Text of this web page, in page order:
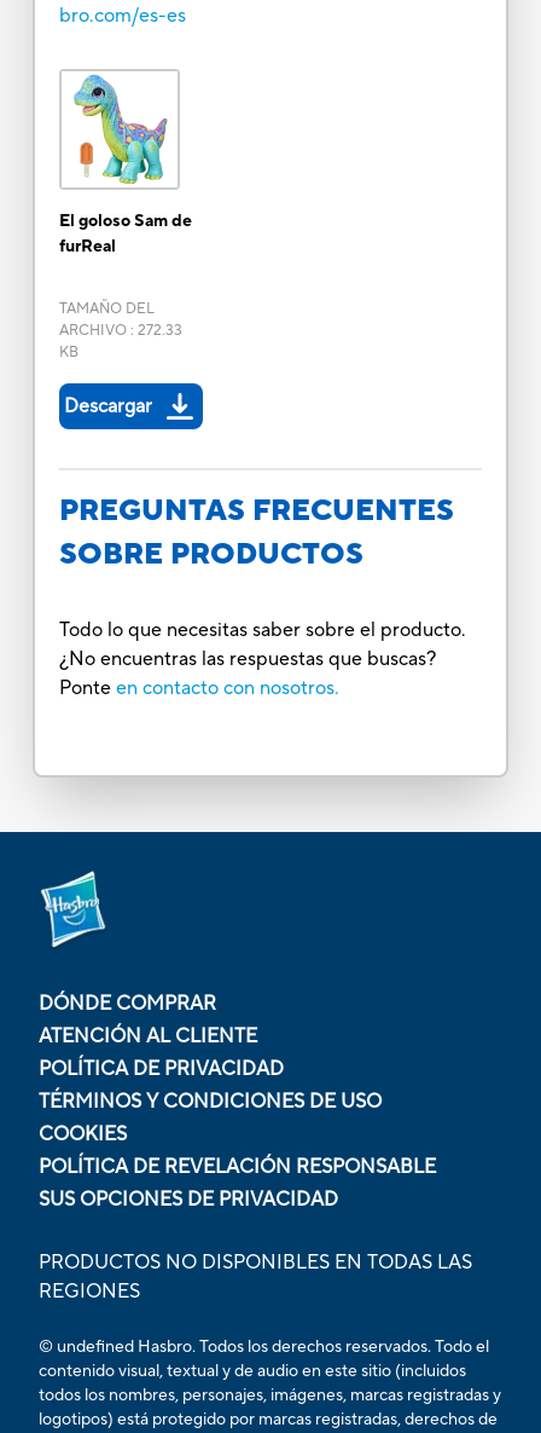
bro.com/es-es
El goloso Sam de
furReal
TAMAÑO DEL
ARCHIVO: 272.33
KB
Descargar
PREGUNTAS FRECUENTES
SOBRE PRODUCTOS
Todo lo que necesitas saber sobre el producto.
¿No encuentras las respuestas que buscas?
Ponte en contacto con nosotros.
DÓNDE COMPRAR
ATENCIÓN AL CLIENTE
POLÍTICA DE PRIVACIDAD
TÉRMINOS Y CONDICIONES DE USO
COOKIES
POLÍTICA DE REVELACIÓN RESPONSABLE
SUS OPCIONES DE PRIVACIDAD
PRODUCTOS NO DISPONIBLES EN TODAS LAS
REGIONES
© undefined Hasbro. Todos los derechos reservados. Todo el
contenido visual, textual y de audio en este sitio (incluidos
todos los nombres, personajes, imágenes, marcas registradas y
logotipos) está protegido por marcas registradas, derechos de